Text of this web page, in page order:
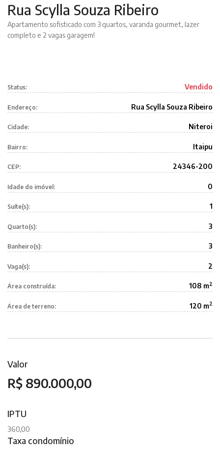
Rua Scylla Souza Ribeiro
Apartamento sofisticado com 3 quartos, varanda gourmet, lazer
completo e 2 vagas garagem!
Status: Vendido
Endereço: Rua Scylla Souza Ribeiro
Cidade: Niteroi
Bairro: Itaipu
CEP: 24346-200
Idade do imóvel: 0
Suíte(s): 1
Quarto(s): 3
Banheiro(s): 3
Vaga(s): 2
Área construída: 108 m2
Área de terreno: 120 m2
Valor
R$ 890.000,00
IPTU
360,00
Taxa condomínio